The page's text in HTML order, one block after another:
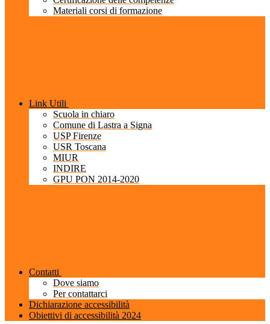
Materiali corsi di formazione
Link Utili
Scuola in chiaro
Comune di Lastra a Signa
USP Firenze
USR Toscana
MIUR
INDIRE
GPU PON 2014-2020
Contatti
Dove siamo
Per contattarci
Dichiarazione accessibilità
Obiettivi di accessibilità 2024